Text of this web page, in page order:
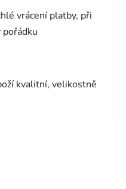
vrácení platby, při
pořádku
kvalitní, velikostně